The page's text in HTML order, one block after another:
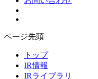
ページ先頭
トップ
IR情報
IRライブラリ